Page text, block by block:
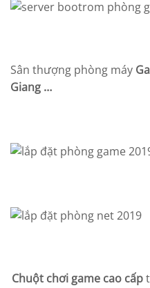
Sân thượng phòng máy
Giang …
Chuột chơi game cao cấp